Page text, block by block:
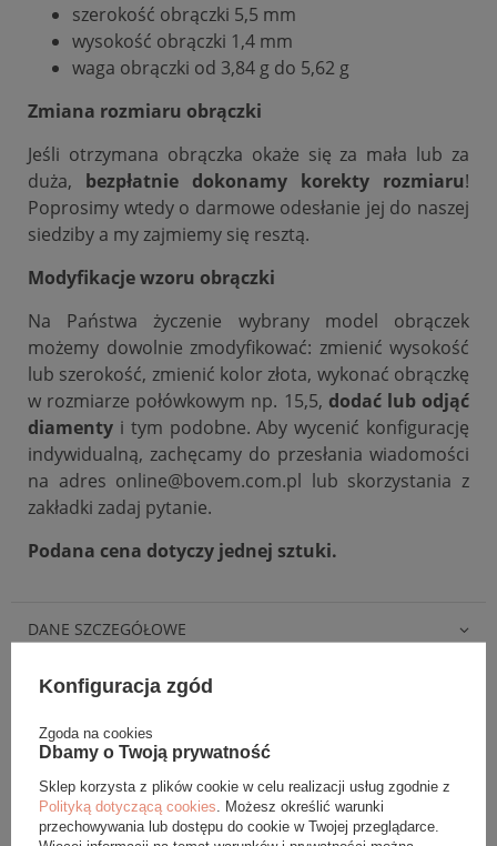
szerokość obrączki 5,5 mm
wysokość obrączki 1,4 mm
waga obrączki od 3,84 g do 5,62 g
Zmiana rozmiaru obrączki
Jeśli otrzymana obrączka okaże się za mała lub za
duża, bezpłatnie dokonamy korekty rozmiaru!
Poprosimy wtedy o darmowe odesłanie jej do naszej
siedziby a my zajmiemy się resztą.
Modyfikacje wzoru obrączki
Na Państwa życzenie wybrany model obrączek
możemy dowolnie zmodyfikować: zmienić wysokość
lub szerokość, zmienić kolor złota, wykonać obrączkę
w rozmiarze połówkowym np. 15,5, dodać lub odjąć
diamenty i tym podobne. Aby wycenić konfigurację
indywidualną, zachęcamy do przesłania wiadomości
na adres online@bovem.com.pl lub skorzystania z
zakładki zadaj pytanie.
Podana cena dotyczy jednej sztuki.
DANE SZCZEGÓŁOWE
OPINIE (0)
GWARANCJA
ZADAJ PYTANIE
Konfiguracja zgód
Zgoda na cookies
Dbamy o Twoją prywatność
Sklep korzysta z plików cookie w celu realizacji usług zgodnie z
Polityką dotyczącą cookies . Możesz określić warunki
przechowywania lub dostępu do cookie w Twojej przeglądarce.